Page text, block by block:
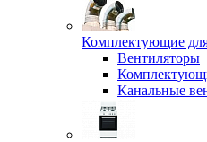
Комплектующие
Вентиляторы
Канальные